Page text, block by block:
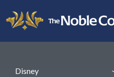
Disney